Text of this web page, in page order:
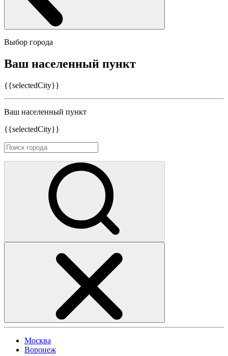
Выбор города
Ваш населенный пункт
{{selectedCity}}
Ваш населенный пункт
{{selectedCity}}
Москва
Воронеж